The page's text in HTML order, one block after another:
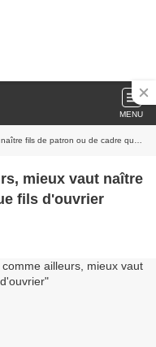
MENU
de patron ou de cadre que fils d'ouvrier
mieux vaut naître
fils d'ouvrier